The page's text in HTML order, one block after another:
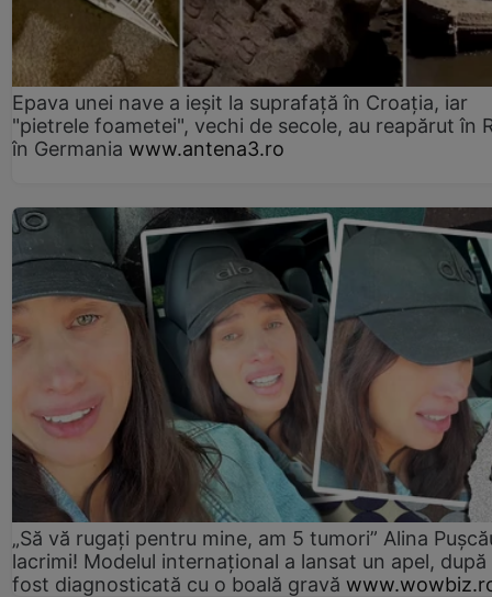
Epava unei nave a ieșit la suprafață în Croația, iar
"pietrele foametei", vechi de secole, au reapărut în
în Germania www.antena3.ro
„Să vă rugați pentru mine, am 5 tumori” Alina
lacrimi! Modelul internațional a lansat un apel, după
fost diagnosticată cu o boală gravă